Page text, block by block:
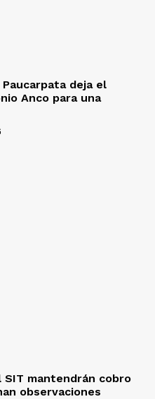
deja el
Anco para una
SIT mantendrán cobro
observaciones